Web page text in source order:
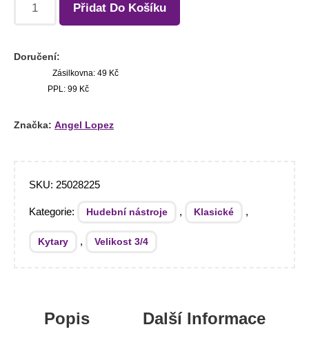
Přidat Do Košíku
Doručení:
Zásilkovna: 49 Kč
PPL: 99 Kč
Značka: Angel Lopez
SKU: 25028225
Kategorie: Hudební nástroje , Klasické ,
Kytary , Velikost 3/4
Popis Další Informace